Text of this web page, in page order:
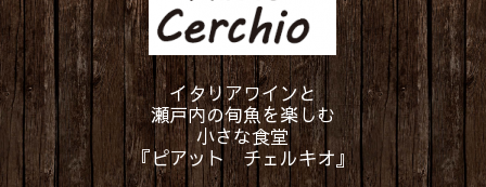
イタリアワインと
瀬戸内の旬魚を楽しむ
小さな食堂
『ピアット チェルキオ』